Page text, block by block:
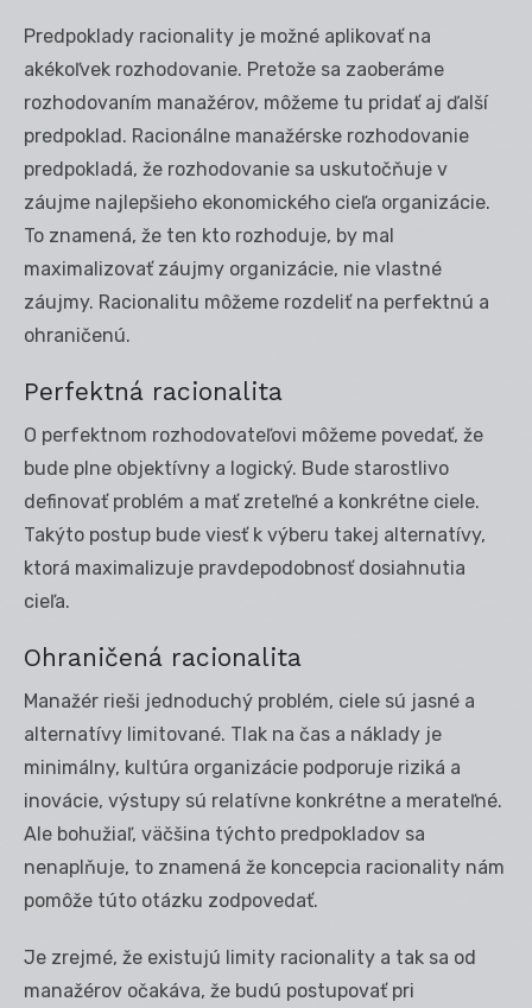
Predpoklady racionality je možné aplikovať na
akékoľvek rozhodovanie. Pretože sa zaoberáme
rozhodovaním manažérov, môžeme tu pridať aj ďalší
predpoklad. Racionálne manažérske rozhodovanie
predpokladá, že rozhodovanie sa uskutočňuje v
záujme najlepšieho ekonomického cieľa organizácie.
To znamená, že ten kto rozhoduje, by mal
maximalizovať záujmy organizácie, nie vlastné
záujmy. Racionalitu môžeme rozdeliť na perfektnú a
ohraničenú.
Perfektná racionalita
O perfektnom rozhodovateľovi môžeme povedať, že
bude plne objektívny a logický. Bude starostlivo
definovať problém a mať zreteľné a konkrétne ciele.
Takýto postup bude viesť k výberu takej alternatívy,
ktorá maximalizuje pravdepodobnosť dosiahnutia
cieľa.
Ohraničená racionalita
Manažér rieši jednoduchý problém, ciele sú jasné a
alternatívy limitované. Tlak na čas a náklady je
minimálny, kultúra organizácie podporuje riziká a
inovácie, výstupy sú relatívne konkrétne a merateľné.
Ale bohužiaľ, väčšina týchto predpokladov sa
nenaplňuje, to znamená že koncepcia racionality nám
pomôže túto otázku zodpovedať.
Je zrejmé, že existujú limity racionality a tak sa od
manažérov očakáva, že budú postupovať pri